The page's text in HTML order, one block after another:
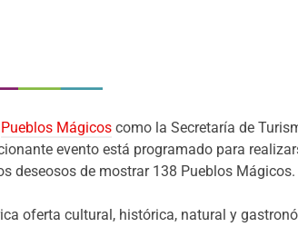
Pueblos Mágicos como la Secretaría de
evento está programado para
deseosos de mostrar 138 Pueblos Mágicos.
oferta cultural, histórica, natural y